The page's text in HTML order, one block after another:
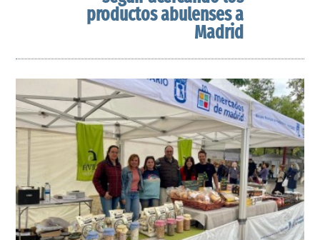
productos abulenses a
Madrid